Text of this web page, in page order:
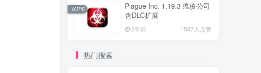
Plague Inc. 1.19.3 瘟疫公司
含DLC扩展
2年前 1587人点赞
TOP6
热门搜索